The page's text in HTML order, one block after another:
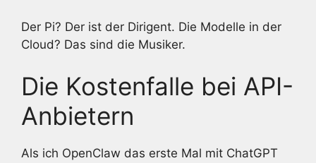
Der Pi? Der ist der Dirigent. Die Modelle in der
Cloud? Das sind die Musiker.
Die Kostenfalle bei API-
Anbietern
Als ich OpenClaw das erste Mal mit ChatGPT